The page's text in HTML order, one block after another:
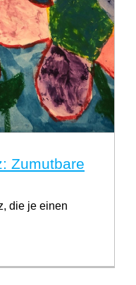
Zumutbare
die je einen